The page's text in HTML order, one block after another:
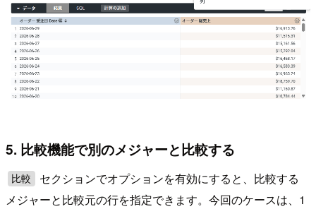
5. 比較機能で別のメジャーと比較する
比較
セクションでオプションを有効にすると、比較する
メジャーと比較元の行を指定できます。今回のケースは、1